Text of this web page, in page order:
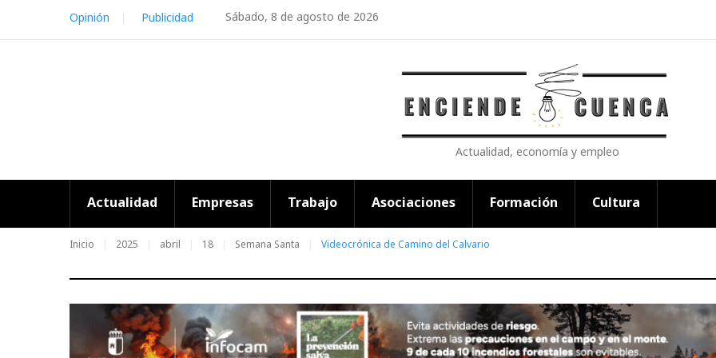
content
Sábado, 8 de agosto de 2026
Opinión Publicidad
Actualidad, economía y empleo
Actualidad Empresas Trabajo Asociaciones Formación Cultura
Inicio 2025 abril 18 Semana Santa Videocrónica de Camino del Calvario